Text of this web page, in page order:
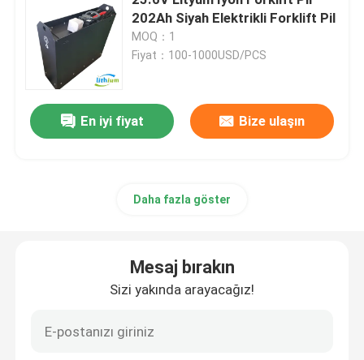
Elektrikli İstifleyici Pil
Elektrikli Transpalet Aküsü
48V lityum golf arabası pil
Makaslı Kaldırma Aküsü
202Ah Siyah Elektrikli Forklift Pil
MOQ：1
Fiyat：100-1000USD/PCS
En iyi fiyat Bize ulaşın
Daha fazla göster
Mesaj bırakın
Sizi yakında arayacağız!